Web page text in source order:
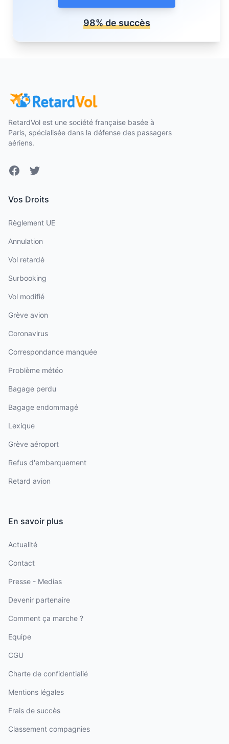
98% de succès
RetardVol est une société française basée à
Paris, spécialisée dans la défense des passagers
aériens.
FacebookTwitter
Vos Droits
Règlement UE
Annulation
Vol retardé
Surbooking
Vol modifié
Grève avion
Coronavirus
Correspondance manquée
Problème météo
Bagage perdu
Bagage endommagé
Lexique
Grève aéroport
Refus d'embarquement
Retard avion
En savoir plus
Actualité
Contact
Presse - Medias
Devenir partenaire
Comment ça marche ?
Equipe
CGU
Charte de confidentialié
Mentions légales
Frais de succès
Classement compagnies